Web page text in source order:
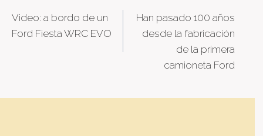
navigation
Video: a bordo de un
Ford Fiesta WRC EVO
Han pasado 100 años
desde la fabricación
de la primera
camioneta Ford